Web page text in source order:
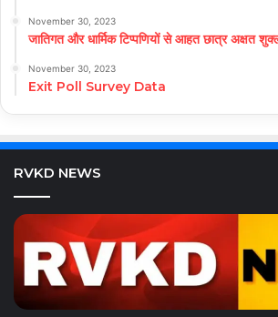
November 30, 2023
जातिगत और धार्मिक टिप्पणियों से आहत छात्र अक्षत
November 30, 2023
Exit Poll Survey Data
RVKD NEWS